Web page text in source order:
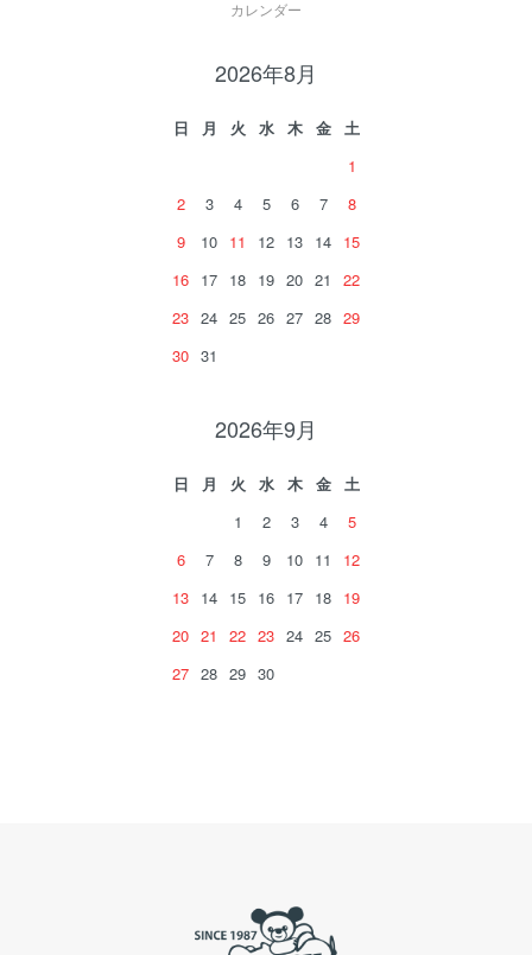
カレンダー
2026年8月
日 月 火 水 木 金
土
1
2
3 4 5 6 7
8
9
10 11 12 13 14 15
16 17 18 19 20 21
22
23 24 25 26 27 28 29
30 31
2026年9月
日 月 火 水 木 金
土
1
2 3 4
5
6
7 8 9 10 11
12
13 14 15 16 17 18 19
20 21 22 23 24 25 26
27 28 29 30